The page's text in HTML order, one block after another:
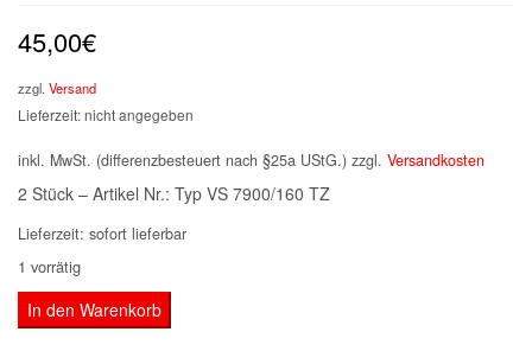
45,00€
zzgl. Versand
Lieferzeit: nicht angegeben
inkl. MwSt. (differenzbesteuert nach §25a UStG.) zzgl. Versandkosten
2 Stück – Artikel Nr.: Typ VS 7900/160 TZ
Lieferzeit: sofort lieferbar
1 vorrätig
NEU
SIMONSWERK
In den Warenkorb